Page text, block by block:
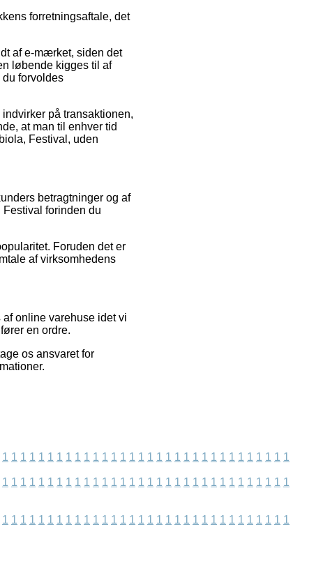
forretningsaftale, det
af e-mærket, siden det
løbende kigges til af
forvoldes
på transaktionen,
at man til enhver tid
Festival, uden
betragtninger og af
forinden du
Foruden det er
af virksomhedens
online varehuse idet vi
en ordre.
os ansvaret for
1 1 1 1 1 1 1 1 1 1 1 1 1 1 1 1 1 1 1 1 1 1 1 1 1 1 1 1 1 1 1 1
1 1 1 1 1 1 1 1 1 1 1 1 1 1 1 1 1 1 1 1 1 1 1 1 1 1 1 1 1 1 1 1
1 1 1 1 1 1 1 1 1 1 1 1 1 1 1 1 1 1 1 1 1 1 1 1 1 1 1 1 1 1 1 1